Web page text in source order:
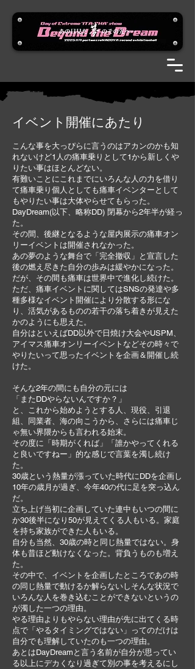
​イベント開催にあたり
こんな事を大っぴらに言うのはアカンのかも知
れないけど1人の痛車乗りとして1から新しくや
りたい事はほとんどない。
有難いことにこれまでにいろんな人の力を借り
て痛車乗り個人としても痛車イベンターとして
もやりたい事は大体やらせてもらった。
DayDream(以下、略称DD) 閉幕から2年半が経っ
た。
その間、後継となるような屋内展示の痛車オン
リーイベントは開催されなかった。
あの夢のような舞台で「完全撤収」と宣言した
後の燃え尽きた自分の歩みは緩やかになった。
だが、その間も痛車は世界中で進化し続けた。
ただ、痛車イベントに関してはSNSの発達や多
種多様なイベント開催により分散する形にな
り、活気があるものの若干の落ち着きが見えた
かのようにも思えた。
自分はといえばDD以外で日焼け大会やUSPM、
アイマス痛車オンリーイベントなどその時々で
やりたいって思ったイベントを企画＆開催し続
けた。
そんな2年の間にも自分の元には
「またDDやらないんですか？」
と、これから始めようとする人、現役、引退
組、同業者、海の向こうから、さらには痛車じ
ゃ無い界隈からも言われる始末。
その度に「時期がくれば」「誰かやってくれる
と良いですねー」的な感じで言葉を濁し続け
た。
30歳という熱量が漲っていた時代にDDを企画し
10年の歳月が過ぎ、今年40の代に足を突っ込ん
だ。
立ち上げ当初に企画していた連中もいつの間に
か30後半になり50が見えてくる人もいる。家庭
を持ち家族ができた人もいる。
自分も当然、30歳の時と同じ熱量ではない。身
体も昔ほど動けなくなった。背負うものも増え
た。
その中で、イベントを企画したところであの時
の同じ熱量で動けるか解らないしそんな状況で
いろんな人を巻き込むことができないというの
が濁した一つの理由。
やる理由よりもやらない理由が先に出てくる時
点で「やるタイミングではない」ってのだけは
自分でも理解していたのも一つの理由。
あとはDayDreamと言う名前が自分が思ってい
る以上にデカくなり過ぎて別の事を考えるにし